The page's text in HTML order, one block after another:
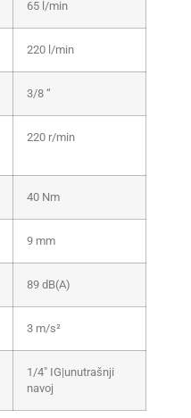
65 l/min
220 l/min
3/8 “
220 r/min
40 Nm
9 mm
89 dB(A)
3 m/s²
1/4″ IG|unutrašnji
navoj